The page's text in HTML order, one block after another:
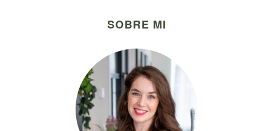
SOBRE MI